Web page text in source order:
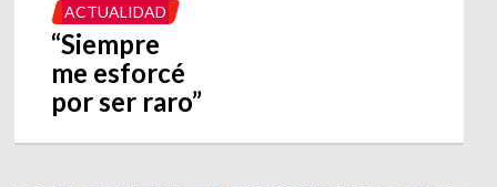
ACTUALIDAD
“Siempre
me esforcé
por ser raro”